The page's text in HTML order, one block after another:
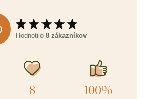
Hodnotilo 8 zákazníkov
8 100%